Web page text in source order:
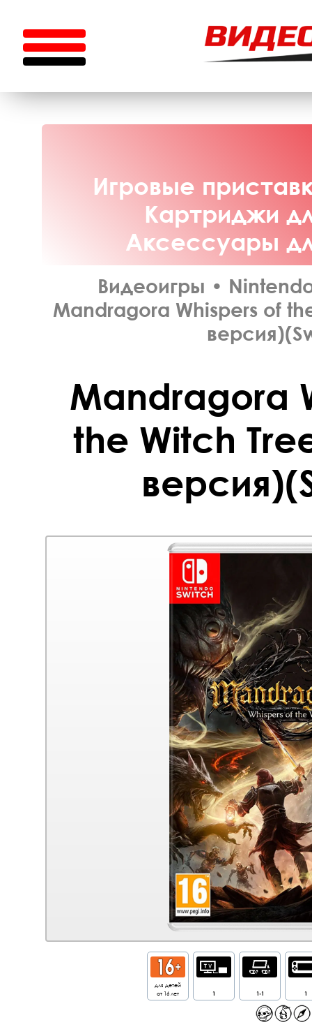
Игровые
Картриджи
Аксессуары
Видеоигры •
Mandragora Whispers of
Mandragora
the Witch
для детей
от 16 лет
1 1-1 1